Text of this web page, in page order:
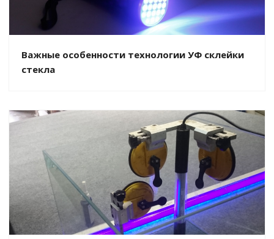
Важные особенности технологии УФ склейки
стекла